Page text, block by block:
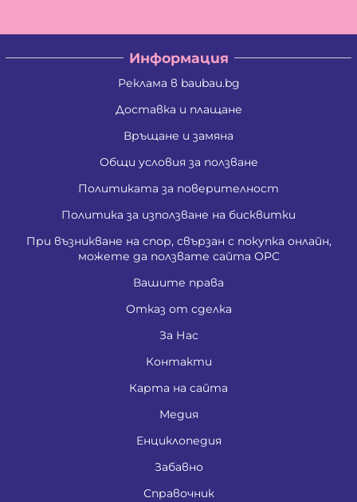
Информация
Реклама в baubau.bg
Доставка и плащане
Връщане и замяна
Общи условия за ползване
Политиката за поверителност
Политика за използване на бисквитки
При възникване на спор, свързан с покупка онлайн,
можете да ползвате сайта ОРС
Вашите права
Отказ от сделка
За Нас
Контакти
Карта на сайта
Медия
Енциклопедия
Забавно
Справочник